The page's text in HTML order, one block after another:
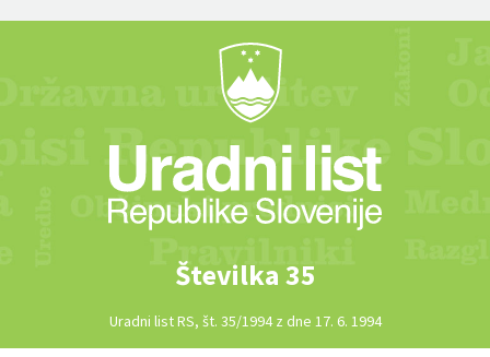
Številka 35
Uradni list RS, št. 35/1994 z dne 17. 6. 1994